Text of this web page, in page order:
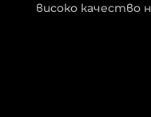
високо качество